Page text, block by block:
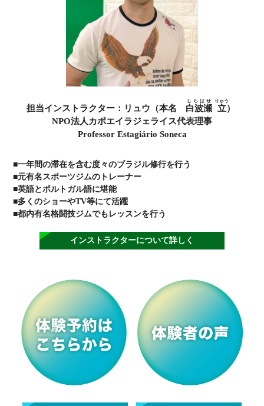
担当インストラクター：リュウ（本名 白波瀬
しらはせ
立
りゅう
）
NPO法人カポエイラジェライス代表理事
Professor Estagiário Soneca
■一年間の滞在を含む度々のブラジル修行を行う
■元有名スポーツジムのトレーナー
■英語とポルトガル語に堪能
■多くのショーやTV等にて活躍
■都内有名格闘技ジムでもレッスンを行う
インストラクターについて詳しく